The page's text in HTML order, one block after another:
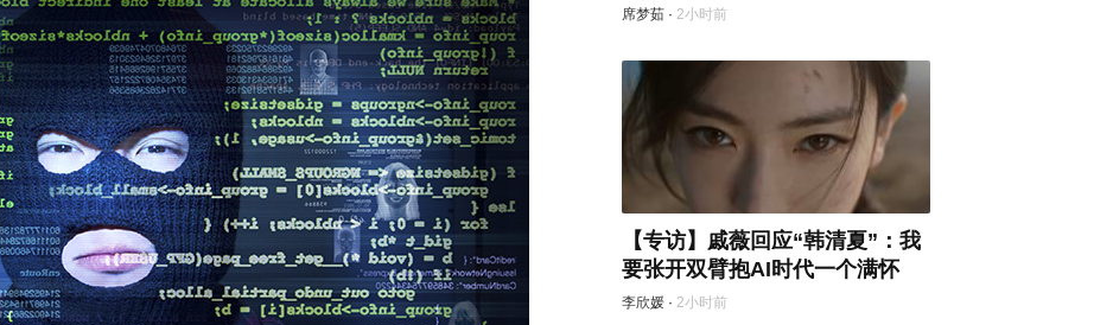
席梦茹 · 2小时前
【专访】戚薇回应“韩清夏”：我
要张开双臂抱AI时代一个满怀
李欣媛 · 2小时前